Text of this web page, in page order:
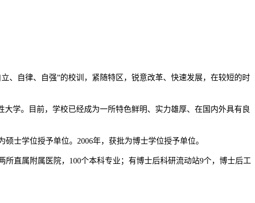
自律、自强”的校训，紧随特区，锐意改革、快速发展，在较短的时
学。目前，学校已经成为一所特色鲜明、实力雄厚、在国内外具有良
士学位授予单位。2006年，获批为博士学位授予单位。
直属附属医院，100个本科专业；有博士后科研流动站9个，博士后工